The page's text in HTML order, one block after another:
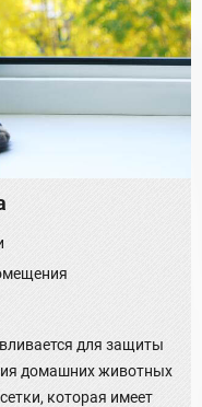
для защиты
домашних животных
которая имеет